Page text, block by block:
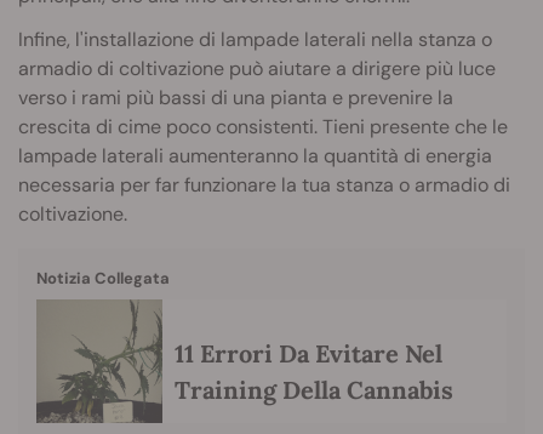
Infine, l'installazione di lampade laterali nella stanza o
armadio di coltivazione può aiutare a dirigere più luce
verso i rami più bassi di una pianta e prevenire la
crescita di cime poco consistenti. Tieni presente che le
lampade laterali aumenteranno la quantità di energia
necessaria per far funzionare la tua stanza o armadio di
coltivazione.
Notizia Collegata
11 Errori Da Evitare Nel
Training Della Cannabis